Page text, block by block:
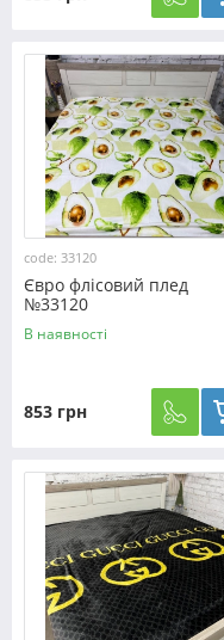
code: 33120
Євро флісовий плед
№33120
В наявності
853 грн